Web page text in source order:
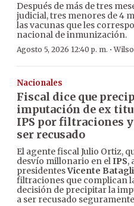
Después de más de tres
judicial, tres menores de 4
las vacunas que les
nacional de inmunización.
Agosto 5, 2026 12:40 p. m. ·
Nacionales
Fiscal dice que
imputación de ex
IPS por filtraciones
ser recusado
El agente fiscal Julio Ortiz,
desvío millonario en elIPS,
presidentesVicente
filtraciones que complican
decisión de precipitar la
a ser recusado